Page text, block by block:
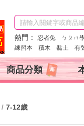
熱門： 忍者兔 ㄅㄆㄇ
練習本 積木 黏土 有
商品分類
7-12歲